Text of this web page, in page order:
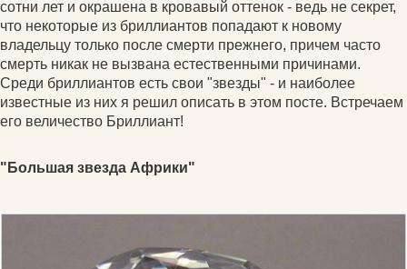
сотни лет и окрашена в кровавый оттенок - ведь не секрет,
что некоторые из бриллиантов попадают к новому
владельцу только после смерти прежнего, причем часто
смерть никак не вызвана естественными причинами.
Среди бриллиантов есть свои "звезды" - и наиболее
известные из них я решил описать в этом посте. Встречаем
его величество Бриллиант!
"Большая звезда Африки"